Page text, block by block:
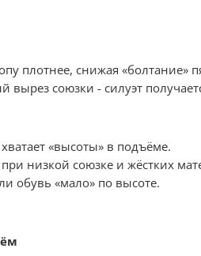
плотнее, снижая «болтание»
вырез союзки - силуэт
«высоты» в подъёме.
низкой союзке и жёстких
обувь «мало» по высоте.